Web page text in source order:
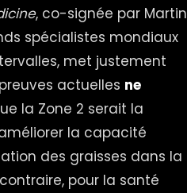
, co-signée par Martin
spécialistes mondiaux
met justement
actuelles ne
la Zone 2 serait la
la capacité
des graisses dans la
pour la santé